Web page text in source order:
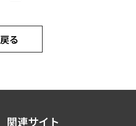
戻る
関連サイト